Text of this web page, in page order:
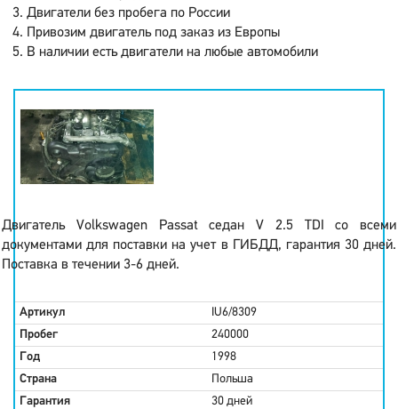
Двигатели без пробега по России
Привозим двигатель под заказ из Европы
В наличии есть двигатели на любые автомобили
Двигатель Volkswagen Passat седан V 2.5 TDI со всеми
документами для поставки на учет в ГИБДД, гарантия 30 дней.
Поставка в течении 3-6 дней.
Артикул
IU6/8309
Пробег
240000
Год
1998
Страна
Польша
Гарантия
30 дней